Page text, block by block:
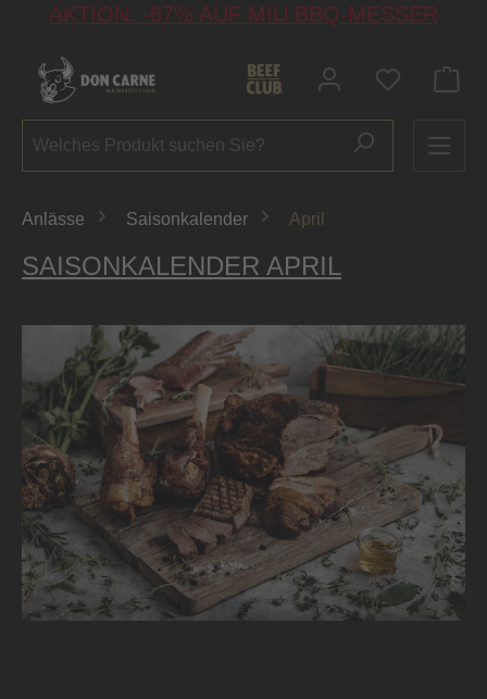
springen
AKTION: -67% AUF MIU BBQ-MESSER
Du hast 0
Anlässe Saisonkalender April
SAISONKALENDER APRIL